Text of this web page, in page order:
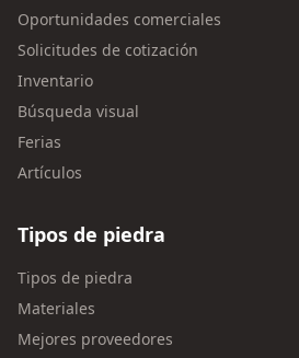
Oportunidades comerciales
Solicitudes de cotización
Inventario
Búsqueda visual
Ferias
Artículos
Tipos de piedra
Tipos de piedra
Materiales
Mejores proveedores